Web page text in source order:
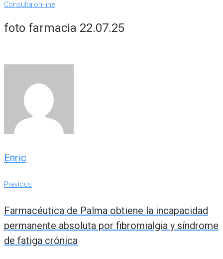
Consulta on-line
foto farmacia 22.07.25
Enric
Navegación
entradas
Previous
Previous
Farmacéutica de Palma obtiene la incapacidad
permanente absoluta por fibromialgia y síndrome
de fatiga crónica